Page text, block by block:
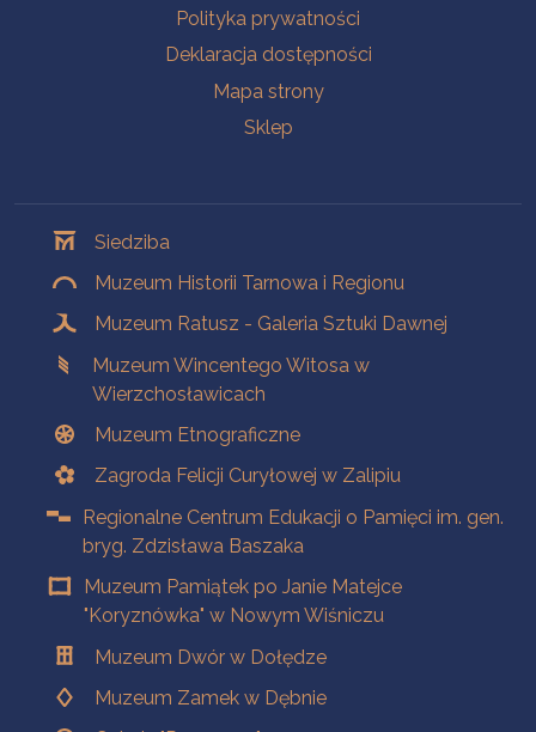
Polityka prywatności
Deklaracja dostępności
Mapa strony
Sklep
Siedziba
Muzeum Historii Tarnowa i Regionu
Muzeum Ratusz - Galeria Sztuki Dawnej
Muzeum Wincentego Witosa w
Wierzchosławicach
Muzeum Etnograficzne
Zagroda Felicji Curyłowej w Zalipiu
Regionalne Centrum Edukacji o Pamięci im. gen.
bryg. Zdzisława Baszaka
Muzeum Pamiątek po Janie Matejce
"Koryznówka" w Nowym Wiśniczu
Muzeum Dwór w Dołędze
Muzeum Zamek w Dębnie